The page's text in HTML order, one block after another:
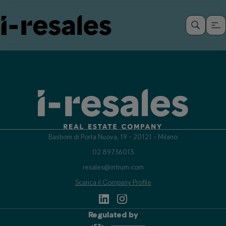
Bastioni di Porta Nuova, 19 - 20121 - Milano
02 89736013
resales@intrum.com
Scarica il Company Profile
Regulated by